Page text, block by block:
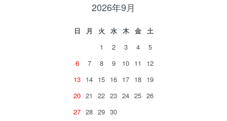
2026年9月
日 月 火 水 木 金
土
1
2 3 4
5
6
7 8 9 10 11
12
13 14 15 16 17 18 19
20 21 22 23 24 25 26
27 28 29 30